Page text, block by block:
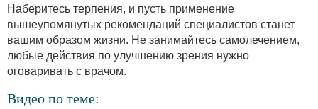
Наберитесь терпения, и пусть применение
вышеупомянутых рекомендаций специалистов станет
вашим образом жизни. Не занимайтесь самолечением,
любые действия по улучшению зрения нужно
оговаривать с врачом.
Видео по теме: